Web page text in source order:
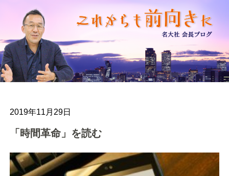
2019年11月29日
「時間革命」を読む